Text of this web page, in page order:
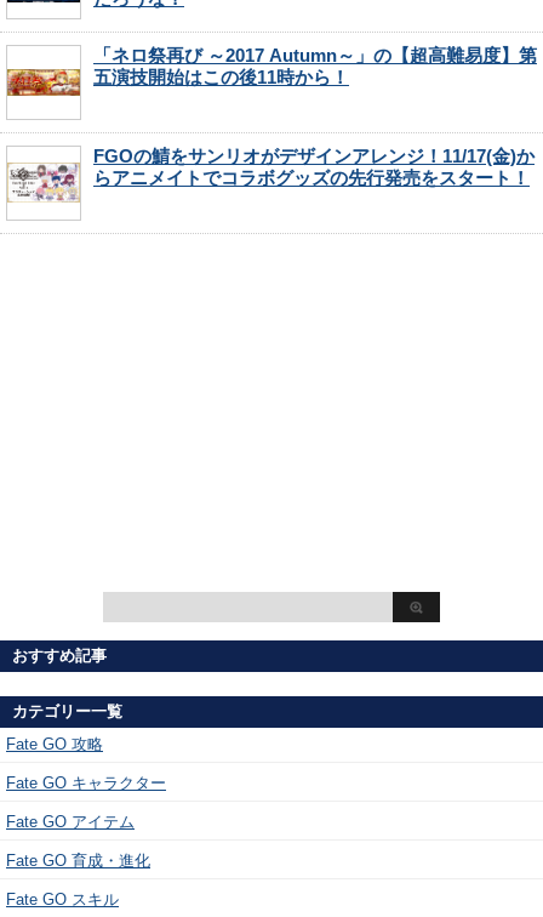
「ネロ祭再び ～2017 Autumn～」の【超高難易度】第
五演技開始はこの後11時から！
FGOの鯖をサンリオがデザインアレンジ！11/17(金)か
らアニメイトでコラボグッズの先行発売をスタート！
おすすめ記事
カテゴリー一覧
Fate GO 攻略
Fate GO キャラクター
Fate GO アイテム
Fate GO 育成・進化
Fate GO スキル